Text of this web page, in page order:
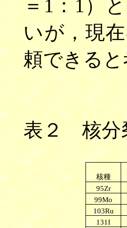
＝1：1）
いが，現
頼できる
表２ 核分
核種
95Zr
99Mo
103Ru
131I